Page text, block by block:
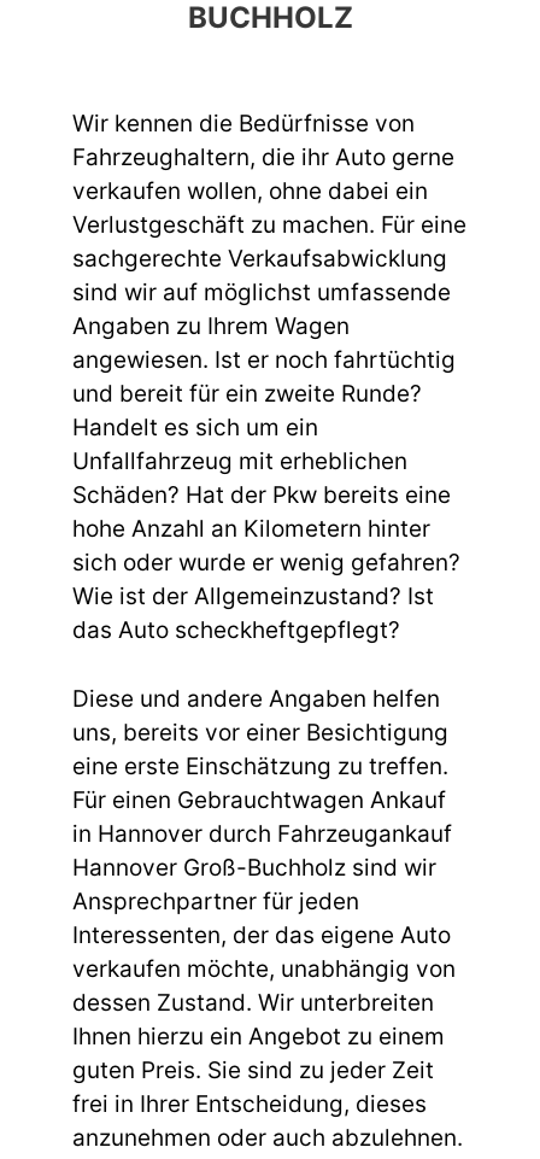
UCHHOLZ
Wir kennen die Bedürfnisse von
Fahrzeughaltern, die ihr Auto gerne
verkaufen wollen, ohne dabei ein
Verlustgeschäft zu machen. Für eine
sachgerechte Verkaufsabwicklung
sind wir auf möglichst umfassende
Angaben zu Ihrem Wagen
angewiesen. Ist er noch fahrtüchtig
und bereit für ein zweite Runde?
Handelt es sich um ein
Unfallfahrzeug mit erheblichen
Schäden? Hat der Pkw bereits eine
hohe Anzahl an Kilometern hinter
sich oder wurde er wenig gefahren?
Wie ist der Allgemeinzustand? Ist
das Auto scheckheftgepflegt?
Diese und andere Angaben helfen
uns, bereits vor einer Besichtigung
eine erste Einschätzung zu treffen.
Für einen Gebrauchtwagen Ankauf
in Hannover durch Fahrzeugankauf
Hannover Groß-Buchholz sind wir
Ansprechpartner für jeden
Interessenten, der das eigene Auto
verkaufen möchte, unabhängig von
dessen Zustand. Wir unterbreiten
Ihnen hierzu ein Angebot zu einem
guten Preis. Sie sind zu jeder Zeit
frei in Ihrer Entscheidung, dieses
anzunehmen oder auch abzulehnen.